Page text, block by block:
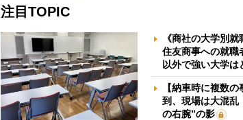
注目TOPIC
《商社の大学別
住友商事への就
以外で強い大学は
【納車時に複数
到、現場は大混
の右腕”の影